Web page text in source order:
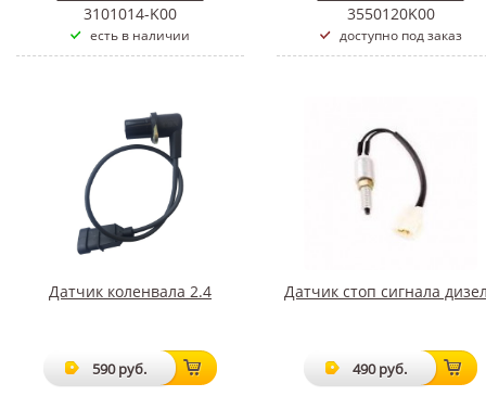
3101014-K00
есть в наличии
3550120K00
доступно под заказ
Датчик коленвала 2.4
590 руб.
Датчик стоп сигнала
490 руб.